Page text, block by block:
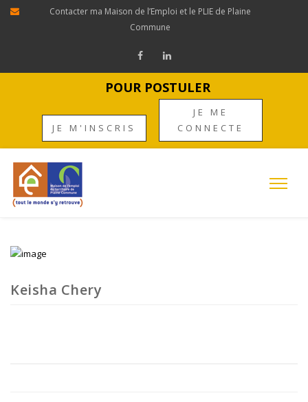
Contacter ma Maison de l’Emploi et le PLIE de Plaine
Commune
POUR POSTULER
JE M'INSCRIS
JE ME
CONNECTE
Keisha Chery